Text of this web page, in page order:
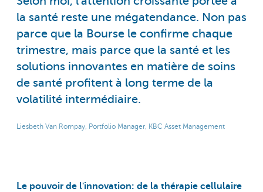
la santé reste une mégatendance. Non pas
parce que la Bourse le confirme chaque
trimestre, mais parce que la santé et les
solutions innovantes en matière de soins
de santé profitent à long terme de la
volatilité intermédiaire.
Liesbeth Van Rompay, Portfolio Manager, KBC Asset Management
Le pouvoir de l'innovation: de la thérapie cellulaire